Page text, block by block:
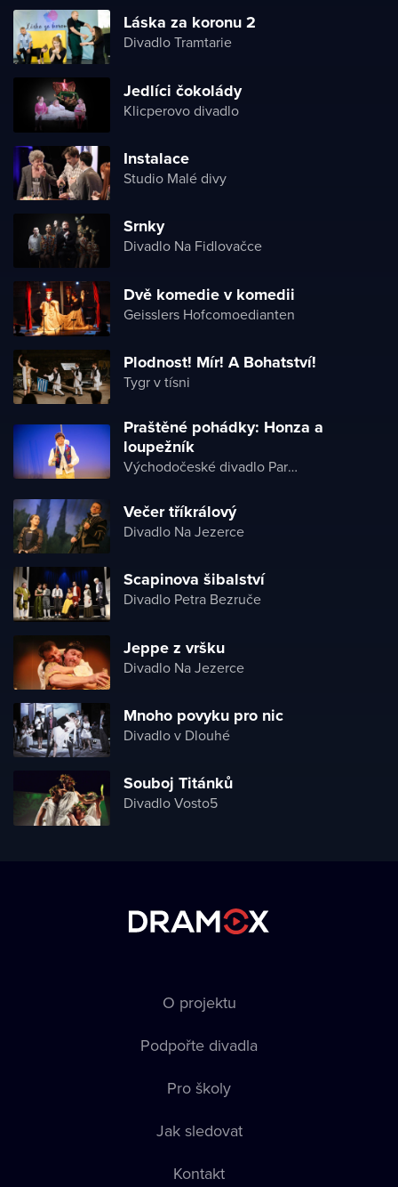
Láska za koronu 2
Divadlo Tramtarie
Jedlíci čokolády
Klicperovo divadlo
Instalace
Studio Malé divy
Srnky
Divadlo Na Fidlovačce
Dvě komedie v komedii
Geisslers Hofcomoedianten
Plodnost! Mír! A Bohatství!
Tygr v tísni
Praštěné pohádky: Honza a
loupežník
Východočeské divadlo Pardubice
Večer tříkrálový
Divadlo Na Jezerce
Scapinova šibalství
Divadlo Petra Bezruče
Jeppe z vršku
Divadlo Na Jezerce
Mnoho povyku pro nic
Divadlo v Dlouhé
Souboj Titánků
Divadlo Vosto5
O projektu
Podpořte divadla
Pro školy
Jak sledovat
Kontakt